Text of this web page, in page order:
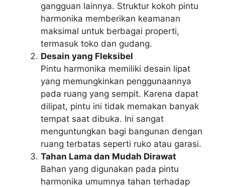
gangguan lainnya. Struktur kokoh pintu
harmonika memberikan keamanan
maksimal untuk berbagai properti,
termasuk toko dan gudang.
Desain yang Fleksibel
Pintu harmonika memiliki desain lipat
yang memungkinkan penggunaannya
pada ruang yang sempit. Karena dapat
dilipat, pintu ini tidak memakan banyak
tempat saat dibuka. Ini sangat
menguntungkan bagi bangunan dengan
ruang terbatas seperti ruko atau garasi.
Tahan Lama dan Mudah Dirawat
Bahan yang digunakan pada pintu
harmonika umumnya tahan terhadap